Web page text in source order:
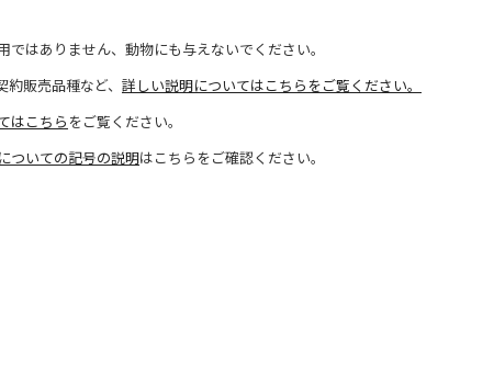
はありません、動物にも与えないでください。
販売品種など、 詳しい説明についてはこちらをご覧ください。
はこちら をご覧ください。
ついての記号の説明はこちらをご確認ください。